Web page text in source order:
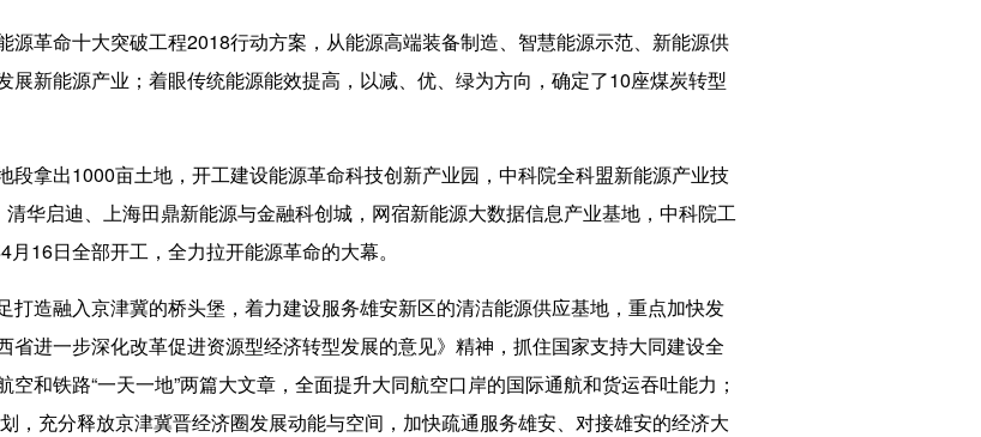
革命十大突破工程2018行动方案，从能源高端装备制造、智慧能源示范、新能源供
新能源产业；着眼传统能源能效提高，以减、优、绿为方向，确定了10座煤炭转型
拿出1000亩土地，开工建设能源革命科技创新产业园，中科院全科盟新能源产业技
华启迪、上海田鼎新能源与金融科创城，网宿新能源大数据信息产业基地，中科院工
16日全部开工，全力拉开能源革命的大幕。
造融入京津冀的桥头堡，着力建设服务雄安新区的清洁能源供应基地，重点加快发
省进一步深化改革促进资源型经济转型发展的意见》精神，抓住国家支持大同建设全
和铁路“一天一地”两篇大文章，全面提升大同航空口岸的国际通航和货运吞吐能力；
，充分释放京津冀晋经济圈发展动能与空间，加快疏通服务雄安、对接雄安的经济大